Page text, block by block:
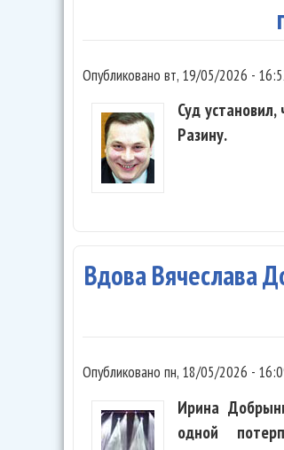
Опубликовано вт, 19/05/2026 -
Суд
Разину.
Вдова Вячеслава
Опубликовано пн, 18/05/2026 -
Ирина
одной